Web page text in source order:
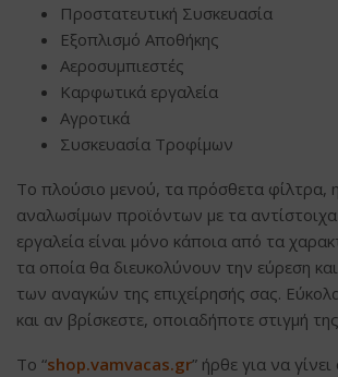
Προστατευτική Συσκευασία
Εξοπλισμό Αποθήκης
Αεροσυμπιεστές
Καρφωτικά εργαλεία
Αγροτικά
Συσκευασία Τροφίμων
Το πλούσιο μενού, τα πρόσθετα φίλτρα,
αναλωσίμων προϊόντων με τα αντίστοιχα
εργαλεία είναι μόνο κάποια από τα
τα οποία θα διευκολύνουν την εύρεση
των αναγκών της επιχείρησής σας.
και αν βρίσκεστε, οποιαδήποτε στιγμή
Το “shop.vamvacas.gr” ήρθε για να